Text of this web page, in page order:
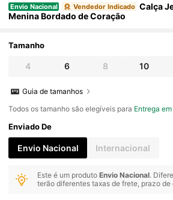
Envio Nacional Vendedor Indicado Calça
Menina Bordado de Coração
Tamanho
4 6 8 10
Guia de tamanhos
Todos os tamanho são elegíveis para Entrega
Enviado De
Envio Nacional Internacional
Este é um produtoEnvio Nacional.
terão diferentes taxas de frete, prazo